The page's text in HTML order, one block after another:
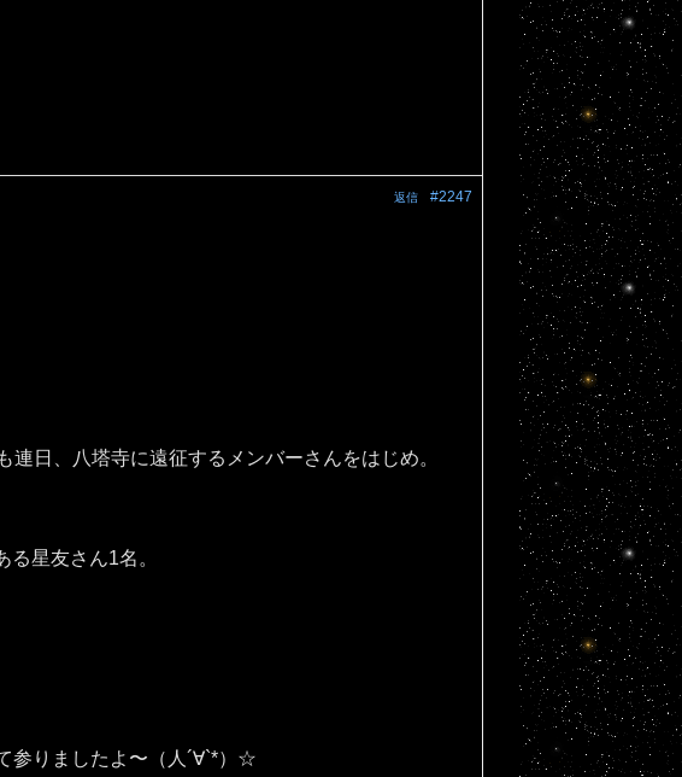
#2247
返信
日、八塔寺に遠征するメンバーさんをはじめ。
星友さん1名。
参りましたよ〜（人´∀`*）☆